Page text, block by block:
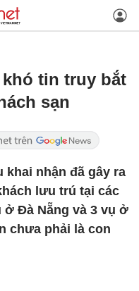
tin truy bắt
sạn
khai nhận đã gây ra
lưu trú tại các
ở Đà Nẵng và 3 vụ ở
chưa phải là con